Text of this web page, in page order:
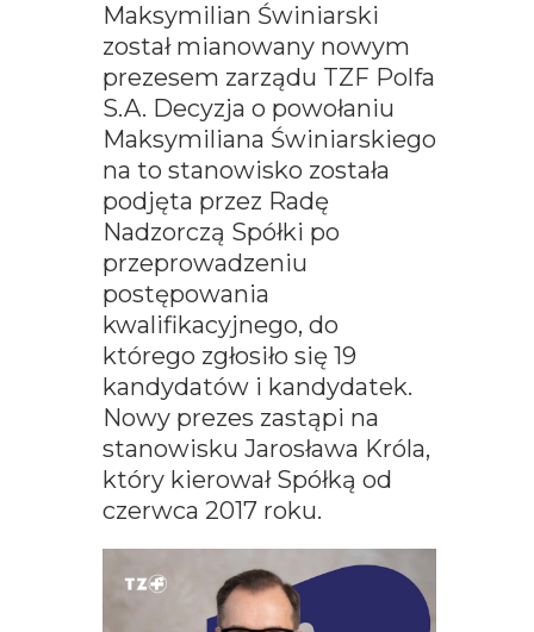
Maksymilian Świniarski
został mianowany nowym
prezesem zarządu TZF Polfa
S.A. Decyzja o powołaniu
Maksymiliana Świniarskiego
na to stanowisko została
podjęta przez Radę
Nadzorczą Spółki po
przeprowadzeniu
postępowania
kwalifikacyjnego, do
którego zgłosiło się 19
kandydatów i kandydatek.
Nowy prezes zastąpi na
stanowisku Jarosława Króla,
który kierował Spółką od
czerwca 2017 roku.